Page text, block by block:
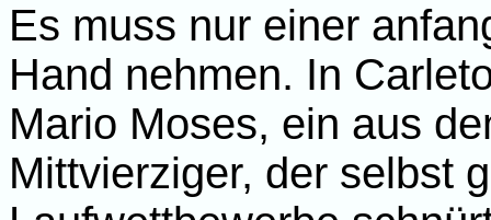
Es muss nur einer
Hand nehmen. In
Mario Moses, ein aus
Mittvierziger, der selbst